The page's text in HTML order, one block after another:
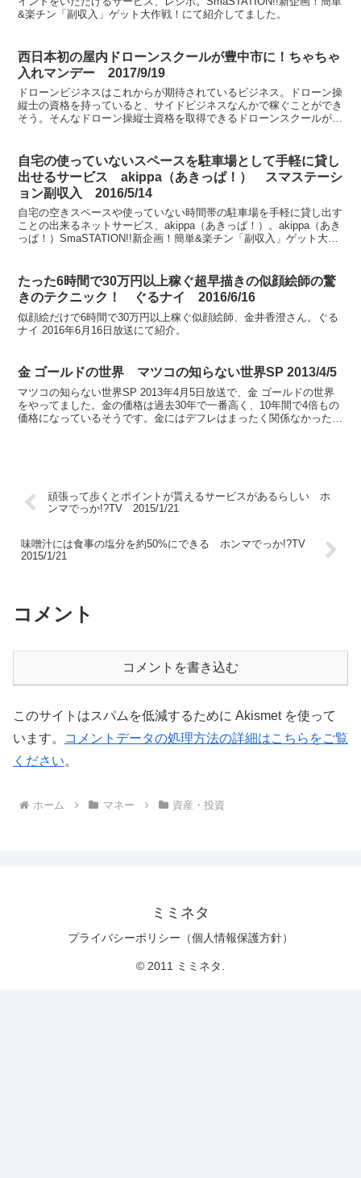
&楽チン「副収入」ゲット大作戦！にて紹介してました。
西日本初の屋内ドローンスクールが豊中市に！ちゃちゃ
入れマンデー 2017/9/19
ドローンビジネスはこれからが期待されているビジネス。ドローン操
縦士の資格を持っていると、サイドビジネスなんかで稼ぐことができ
そう。そんなドローン操縦士資格を取得できるドローンスクールが、
自宅の使っていないスペースを駐車場として手軽に貸し
出せるサービス akippa（あきっぱ！） スマステーシ
ョン副収入 2016/5/14
自宅の空きスペースや使っていない時間帯の駐車場を手軽に貸し出す
ことの出来るネットサービス、akippa（あきっぱ！）。akippa（あき
っぱ！）SmaSTATION!!新企画！簡単&楽チン「副収入」ゲット大作
たった6時間で30万円以上稼ぐ超早描きの似顔絵師の驚
きのテクニック！ ぐるナイ 2016/6/16
似顔絵だけで6時間で30万円以上稼ぐ似顔絵師、金井香澄さん。ぐる
ナイ 2016年6月16日放送にて紹介。
金 ゴールドの世界 マツコの知らない世界SP 2013/4/5
マツコの知らない世界SP 2013年4月5日放送で、金 ゴールドの世界
をやってました。金の価格は過去30年で一番高く、10年間で4倍もの
価格になっているそうです。金にはデフレはまったく関係なかったん
頑張って歩くとポイントが貰えるサービスがあるらしい ホ
ンマでっか!?TV 2015/1/21
味噌汁には食事の塩分を約50%にできる ホンマでっか!?TV
2015/1/21
コメント
コメントを書き込む
このサイトはスパムを低減するために Akismet を使って
います。
コメントデータの処理方法の詳細はこちらをご覧
ください。
ホーム マネー 資産・投資
ミミネタ
プライバシーポリシー（個人情報保護方針）
© 2011 ミミネタ.